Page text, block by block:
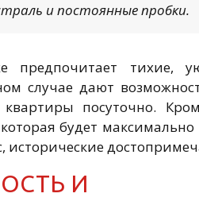
и постоянные пробки.
предпочитает тихие,
случае дают
посуточно.
будет
исторические
И